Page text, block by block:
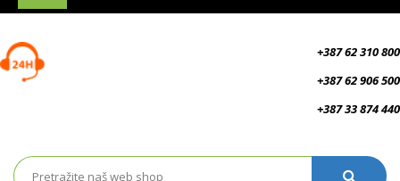
+387 62 310 800
+387 62 906 500
+387 33 874 440